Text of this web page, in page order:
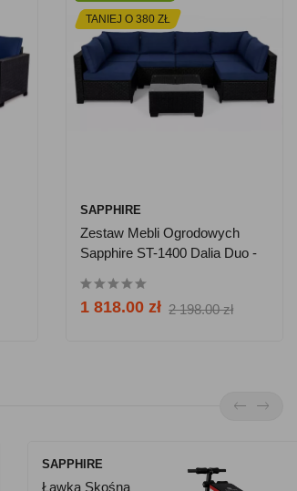
TANIEJ O 380 ZŁ
SAPPHIRE
Zestaw Mebli Ogrodowych
Sapphire ST-1400 Dalia Duo -
1 818.00 zł 2 198.00 zł
BODY SCULPTURE
Mata Do Jogi Body
SAPPHIRE
Ławka Skośna